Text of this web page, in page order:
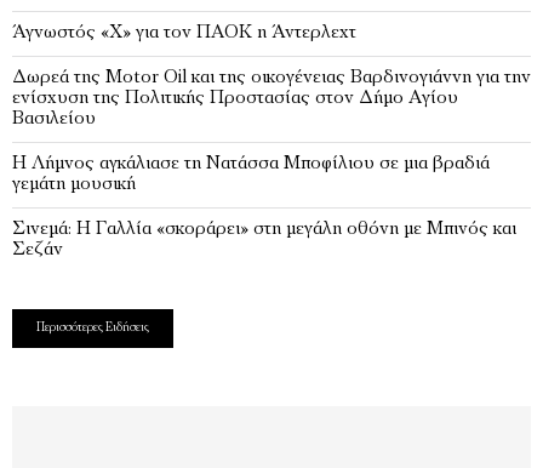
Άγνωστός «Χ» για τον ΠΑΟΚ η Άντερλεχτ
Δωρεά της Motor Oil και της οικογένειας Βαρδινογιάννη για την
ενίσχυση της Πολιτικής Προστασίας στον Δήμο Αγίου
Βασιλείου
Η Λήμνος αγκάλιασε τη Νατάσσα Μποφίλιου σε μια βραδιά
γεμάτη μουσική
Σινεμά: Η Γαλλία «σκοράρει» στη μεγάλη οθόνη με Μπινός και
Σεζάν
Περισσότερες Ειδήσεις